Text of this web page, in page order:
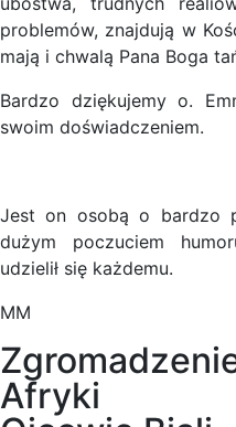
problemów, znajdują w
mają i chwalą Pana Boga
Bardzo dziękujemy o.
swoim doświadczeniem.
Jest on osobą o bardzo
dużym poczuciem
udzielił się każdemu.
MM
Afryki